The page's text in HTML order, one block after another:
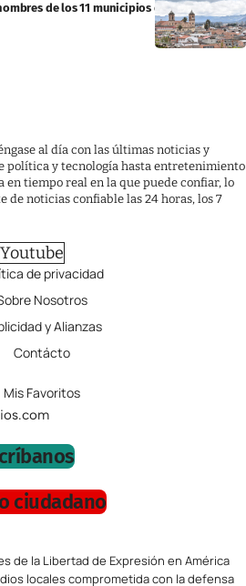
de los 11 municipios de Sabana
al día con las últimas noticias y
política y tecnología hasta entretenimiento
en tiempo real en la que puede confiar, lo
de noticias confiable las 24 horas, los 7
Youtube
de privacidad
Nosotros
y Alianzas
Contácto
Mis Favoritos
ciudadano
de la Libertad de Expresión en América
locales comprometida con la defensa